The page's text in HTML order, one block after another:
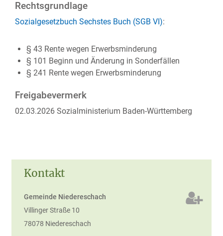
Kontakt
Gemeinde Niedereschach
Villinger Straße 10
78078 Niedereschach
Rechtsgrundlage
Sozialgesetzbuch Sechstes Buch (SGB VI):
§ 43 Rente wegen Erwerbsminderung
§ 101 Beginn und Änderung in Sonderfällen
§ 241 Rente wegen Erwerbsminderung
Freigabevermerk
02.03.2026 Sozialministerium Baden-Württemberg